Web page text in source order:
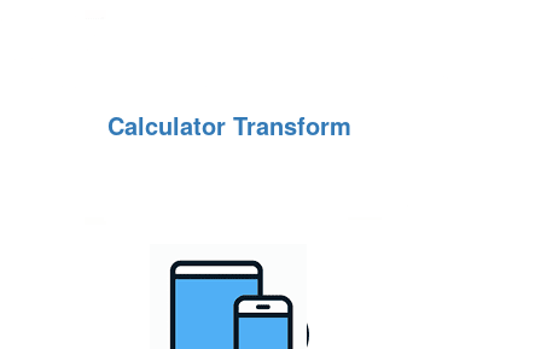
Calculator Transform